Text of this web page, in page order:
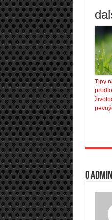
Tipy
O admin